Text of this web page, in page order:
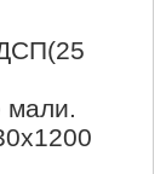
мали.